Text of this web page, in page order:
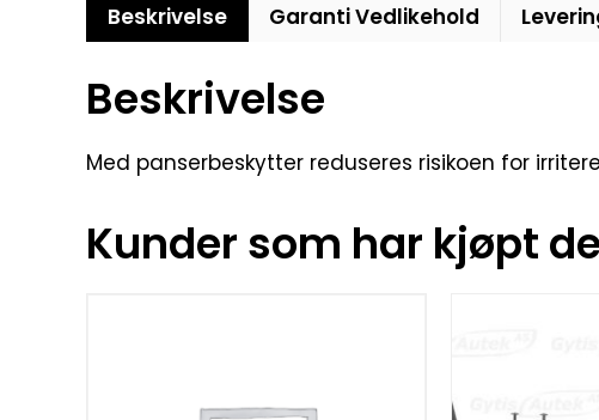
Beskrivelse Garanti Vedlikehold
Beskrivelse
Med panserbeskytter reduseres risikoen for
Kunder som har kjøpt